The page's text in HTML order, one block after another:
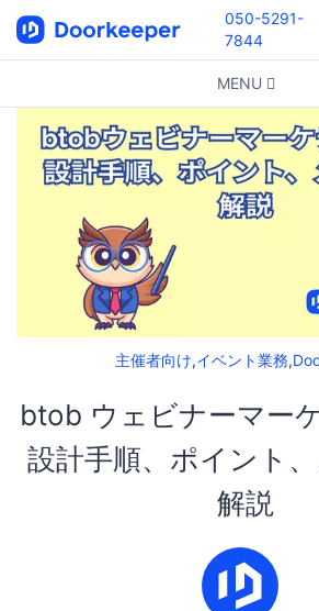
050-5291-
7844
MENU
主催者向け,イベント業務,
btob ウェビナーマー
設計手順、ポイント
解説